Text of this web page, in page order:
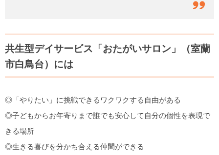
ない。特別な何かをやってるという実感もない。きっと、他の会社も同じよう
共生型デイサービス「おたがいサロン」（室蘭
市白鳥台）には
◎「やりたい」に挑戦できるワクワクする自由がある
◎子どもからお年寄りまで誰でも安心して自分の個性を表現で
きる場所
◎生きる喜びを分かち合える仲間ができる